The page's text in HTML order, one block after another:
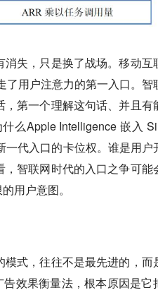
失，只是换了战场。移动互
用户注意力的第一入口。智
第一个理解这句话、并且有
么Apple Intelligence 嵌入
代入口的卡位权。谁是用户
智联网时代的入口之争可能
用户意图。
式，往往不是最先进的，而
效果衡量法，根本原因是它